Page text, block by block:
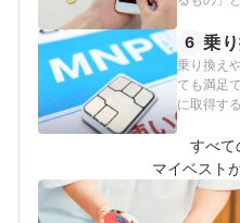
ぞれのサ
2026年7
ています。
6 乗
乗り換え
ても満足
に取得す
した。な
れぞれの
すべて
マイベスト